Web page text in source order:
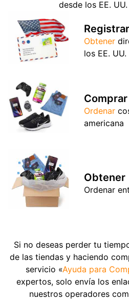
desde los EE.
Obtener
los EE. UU.
Comprar
Ordenar
americana
Obtener
Ordenar
Si no deseas perder tu
de las tiendas y haciendo
servicio «Ayuda para
expertos, solo envía los
nuestros operadores